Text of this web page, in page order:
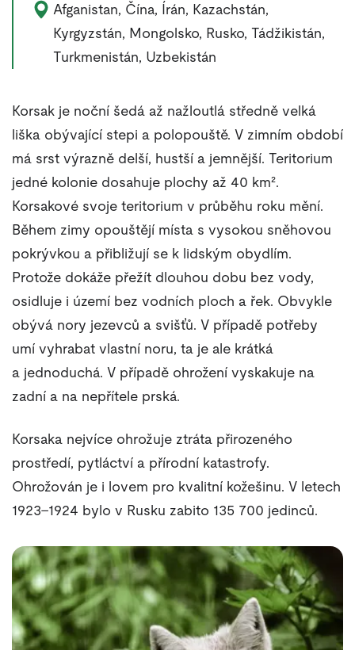
Výskyt zvířete:
Afganistan, Čína, Írán, Kazachstán,
Kyrgyzstán, Mongolsko, Rusko, Tádžikistán,
Turkmenistán, Uzbekistán
Korsak je noční šedá až nažloutlá středně velká
liška obývající stepi a polopouště. V zimním období
má srst výrazně delší, hustší a jemnější. Teritorium
jedné kolonie dosahuje plochy až 40 km².
Korsakové svoje teritorium v průběhu roku mění.
Během zimy opouštějí místa s vysokou sněhovou
pokrývkou a přibližují se k lidským obydlím.
Protože dokáže přežít dlouhou dobu bez vody,
osidluje i území bez vodních ploch a řek. Obvykle
obývá nory jezevců a svišťů. V případě potřeby
umí vyhrabat vlastní noru, ta je ale krátká
a jednoduchá. V případě ohrožení vyskakuje na
zadní a na nepřítele prská.
Korsaka nejvíce ohrožuje ztráta přirozeného
prostředí, pytláctví a přírodní katastrofy.
Ohrožován je i lovem pro kvalitní kožešinu. V letech
1923–1924 bylo v Rusku zabito 135 700 jedinců.